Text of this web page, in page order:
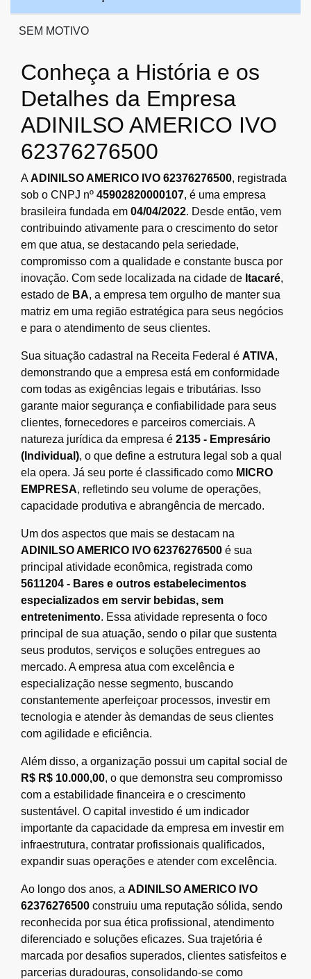
SEM MOTIVO
Conheça a História e os
Detalhes da Empresa
ADINILSO AMERICO IVO
62376276500
AADINILSO AMERICO IVO 62376276500, registrada
sob o CNPJ nº 45902820000107, é uma empresa
brasileira fundada em 04/04/2022. Desde então, vem
contribuindo ativamente para o crescimento do setor
em que atua, se destacando pela seriedade,
compromisso com a qualidade e constante busca por
inovação. Com sede localizada na cidade de Itacaré,
estado de BA, a empresa tem orgulho de manter sua
matriz em uma região estratégica para seus negócios
e para o atendimento de seus clientes.
Sua situação cadastral na Receita Federal é ATIVA,
demonstrando que a empresa está em conformidade
com todas as exigências legais e tributárias. Isso
garante maior segurança e confiabilidade para seus
clientes, fornecedores e parceiros comerciais. A
natureza jurídica da empresa é 2135 - Empresário
(Individual), o que define a estrutura legal sob a qual
ela opera. Já seu porte é classificado como MICRO
EMPRESA, refletindo seu volume de operações,
capacidade produtiva e abrangência de mercado.
Um dos aspectos que mais se destacam na
ADINILSO AMERICO IVO 62376276500 é sua
principal atividade econômica, registrada como
5611204 - Bares e outros estabelecimentos
especializados em servir bebidas, sem
entretenimento. Essa atividade representa o foco
principal de sua atuação, sendo o pilar que sustenta
seus produtos, serviços e soluções entregues ao
mercado. A empresa atua com excelência e
especialização nesse segmento, buscando
constantemente aperfeiçoar processos, investir em
tecnologia e atender às demandas de seus clientes
com agilidade e eficiência.
Além disso, a organização possui um capital social de
R$ R$ 10.000,00, o que demonstra seu compromisso
com a estabilidade financeira e o crescimento
sustentável. O capital investido é um indicador
importante da capacidade da empresa em investir em
infraestrutura, contratar profissionais qualificados,
expandir suas operações e atender com excelência.
Ao longo dos anos, a ADINILSO AMERICO IVO
62376276500 construiu uma reputação sólida, sendo
reconhecida por sua ética profissional, atendimento
diferenciado e soluções eficazes. Sua trajetória é
marcada por desafios superados, clientes satisfeitos e
parcerias duradouras, consolidando-se como